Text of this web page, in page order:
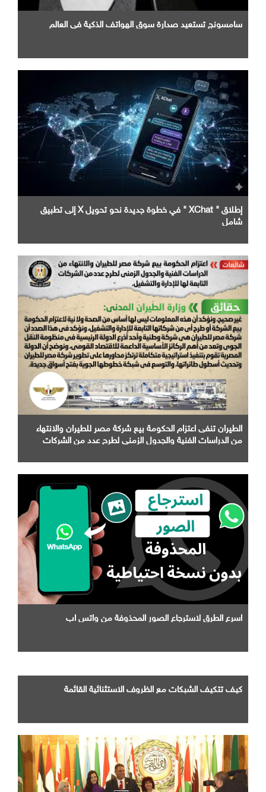
سامسونج تستعيد صدارة سوق الهواتف الذكية في العالم
إطلاق " XChat " في خطوة جديدة نحو تحويل X إلى تطبيق
شامل
الطيران تنفى اعتزام الحكومة بيع شركة مصر للطيران والانتهاء
من الدراسات الفنية والجدول الزمني لطرح عدد من الشركات
اسرع الطرق لاسترجاع الصور المحذوفة من واتس اب
كيف تتكيف الشبكات مع الظروف الاستثنائية القائمة